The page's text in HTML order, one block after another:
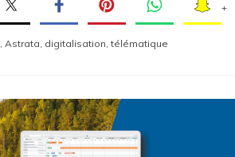
+
, Astrata, digitalisation,télématique